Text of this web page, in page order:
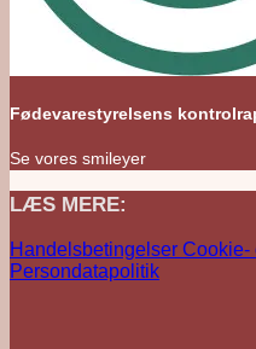
Fødevarestyrelsens
Se vores smileyer
LÆS MERE:
Handelsbetingelser Cookie-
Persondatapolitik